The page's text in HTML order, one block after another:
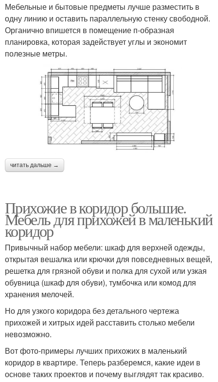
Мебельные и бытовые предметы лучше разместить в
одну линию и оставить параллельную стенку свободной.
Органично впишется в помещение п-образная
планировка, которая задействует углы и экономит
полезные метры.
читать дальше →
Прихожие в коридор большие.
Мебель для прихожей в маленький
коридор
Привычный набор мебели: шкаф для верхней одежды,
открытая вешалка или крючки для повседневных вещей,
решетка для грязной обуви и полка для сухой или узкая
обувница (шкаф для обуви), тумбочка или комод для
хранения мелочей.
Но для узкого коридора без детального чертежа
прихожей и хитрых идей расставить столько мебели
невозможно.
Вот фото-примеры лучших прихожих в маленький
коридор в квартире. Теперь разберемся, какие идеи в
основе таких проектов и почему выглядят так красиво.